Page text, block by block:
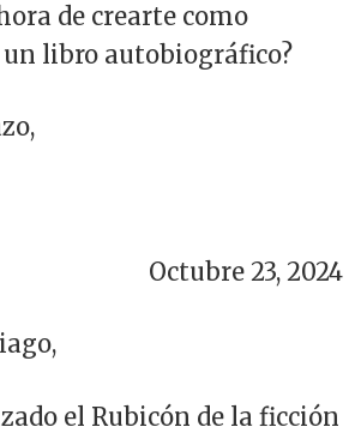
de crearte como
libro autobiográfico?
Octubre 23, 2024
el Rubicón de la ficción